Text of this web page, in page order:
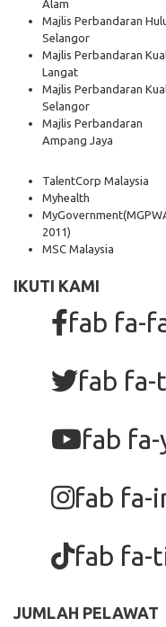
Alam
Majlis Perbandaran
Selangor
Majlis Perbandaran
Langat
Majlis Perbandaran
Selangor
Majlis Perbandaran
Ampang Jaya
TalentCorp Malaysia
Myhealth
MyGovernment
2011)
MSC Malaysia
IKUTI KAMI
fab fa-
fab
fab
fab fa-
fab fa-
JUMLAH PELAWAT